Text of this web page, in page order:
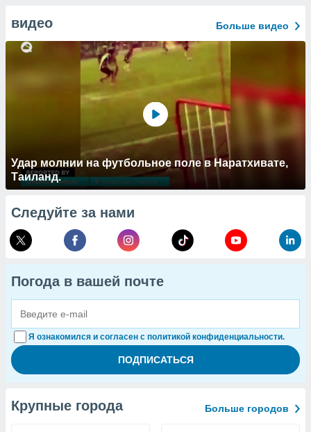
видео Больше видео
Удар молнии на футбольное поле в Наратхивате,
Таиланд.
Следуйте за нами
Погода в вашей почте
Я ознакомился и согласен с политикой конфиденциальности.
Крупные города Больше городов